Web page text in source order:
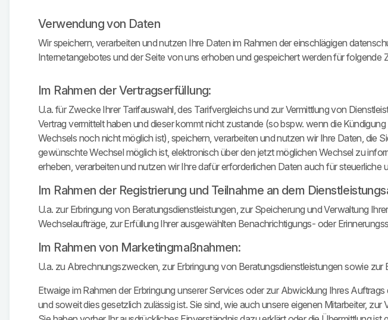
Verwendung von Daten
Wir speichern, verarbeiten und nutzen Ihre Daten im Rahmen der einschlägigen
Internetangebotes und der Seite von uns erhoben und gespeichert werden für folgende
Im Rahmen der Vertragserfüllung:
U.a. für Zwecke Ihrer Tarifauswahl, des Tarifvergleichs und zur Vermittlung von
Vertrag vermittelt haben und dieser kommt nicht zustande (so bspw. wenn die
Wechsels noch nicht möglich ist), speichern, verarbeiten und nutzen wir Ihre Daten, die
gewünschte Wechsel möglich ist, elektronisch über den jetzt möglichen Wechsel zu
erheben, verarbeiten und nutzen wir Ihre dafür erforderlichen Daten auch für
Im Rahmen der Registrierung und Teilnahme an dem
U.a. zur Erbringung von Beratungsdienstleistungen, zur Speicherung und Verwaltung
Wechselaufträge, zur Erfüllung Ihrer ausgewählten Benachrichtigungs- oder
Im Rahmen von Marketingmaßnahmen:
U.a. zu Abrechnungszwecken, zur Erbringung von Beratungsdienstleistungen sowie
Etwaige im Rahmen der Erbringung unserer Services oder zur Abwicklung Ihres
und soweit dies gesetzlich zulässig ist. Sie sind, wie auch unsere eigenen Mitarbeiter,